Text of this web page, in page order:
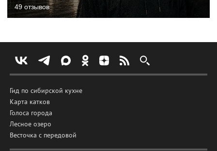
49 отзывов
Гид по сибирской кухне
Карта катков
Голоса города
Лесное озеро
Весточка с передовой